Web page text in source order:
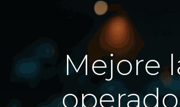
Mejore